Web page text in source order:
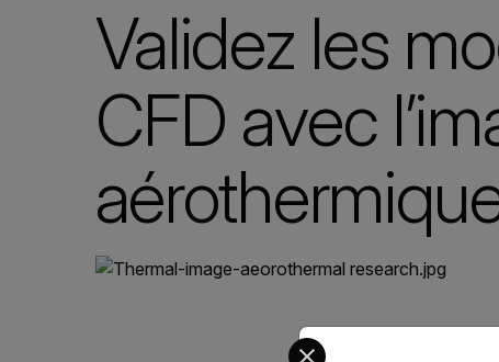
Validez les
CFD avec
Select your preferred